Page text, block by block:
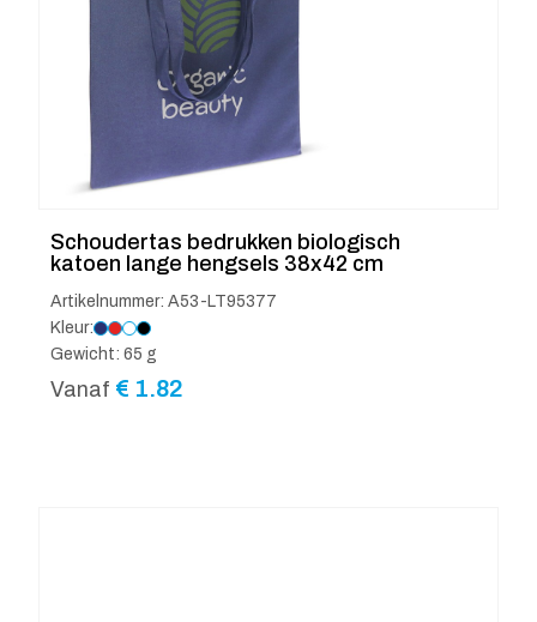
Schoudertas bedrukken biologisch
katoen lange hengsels 38x42 cm
Artikelnummer: A53-LT95377
Kleur:
Gewicht: 65 g
Vanaf € 1.82